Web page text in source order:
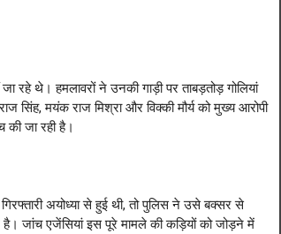
थे। हमलावरों ने उनकी गाड़ी पर ताबड़तोड़ गोलियां
सिंह, मयंक राज मिश्रा और विक्की मौर्य को मुख्य आरोपी
की जा रही है।
अयोध्या से हुई थी, तो पुलिस ने उसे बक्सर से
जांच एजेंसियां इस पूरे मामले की कड़ियों को जोड़ने में